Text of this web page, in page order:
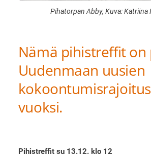
Pihatorpan Abby, Kuva: Katriina
Nämä pihistreffit
Uudenmaan uusien
vuoksi.
Pihistreffit su 13.12. klo 12